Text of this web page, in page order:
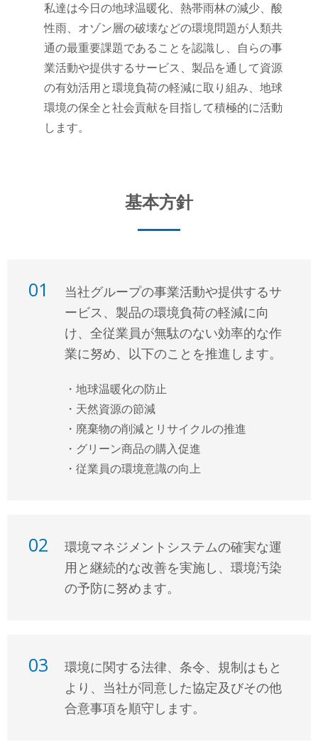
私達は今日の地球温暖化、熱帯雨林の減少、酸
性雨、オゾン層の破壊などの環境問題が人類共
通の最重要課題であることを認識し、自らの事
業活動や提供するサービス、製品を通して資源
の有効活用と環境負荷の軽減に取り組み、地球
環境の保全と社会貢献を目指して積極的に活動
します。
基本方針
01
当社グループの事業活動や提供するサ
ービス、製品の環境負荷の軽減に向
け、全従業員が無駄のない効率的な作
業に努め、以下のことを推進します。
・地球温暖化の防止
・天然資源の節減
・廃棄物の削減とリサイクルの推進
・グリーン商品の購入促進
・従業員の環境意識の向上
02
環境マネジメントシステムの確実な運
用と継続的な改善を実施し、環境汚染
の予防に努めます。
03
環境に関する法律、条令、規制はもと
より、当社が同意した協定及びその他
合意事項を順守します。